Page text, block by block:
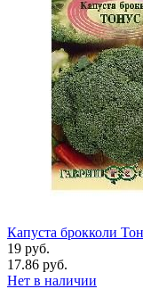
Капуста брокколи
19 руб.
17.86 руб.
Нет в наличии